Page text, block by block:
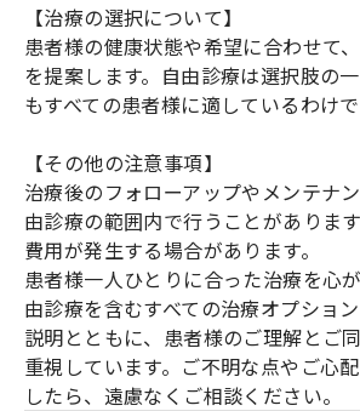
【治療の選択について】
患者様の健康状態や希望に合わせて
を提案します。自由診療は選択肢の
もすべての患者様に適しているわけで
【その他の注意事項】
治療後のフォローアップやメンテナ
由診療の範囲内で行うことがありま
費用が発生する場合があります。
患者様一人ひとりに合った治療を心
由診療を含むすべての治療オプショ
説明とともに、患者様のご理解とご
重視しています。ご不明な点やご心
したら、遠慮なくご相談ください。